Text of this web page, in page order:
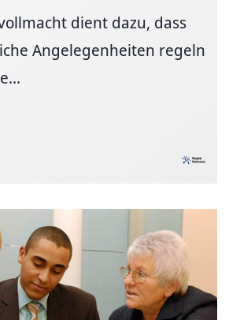
dient dazu, dass
Angelegenheiten regeln